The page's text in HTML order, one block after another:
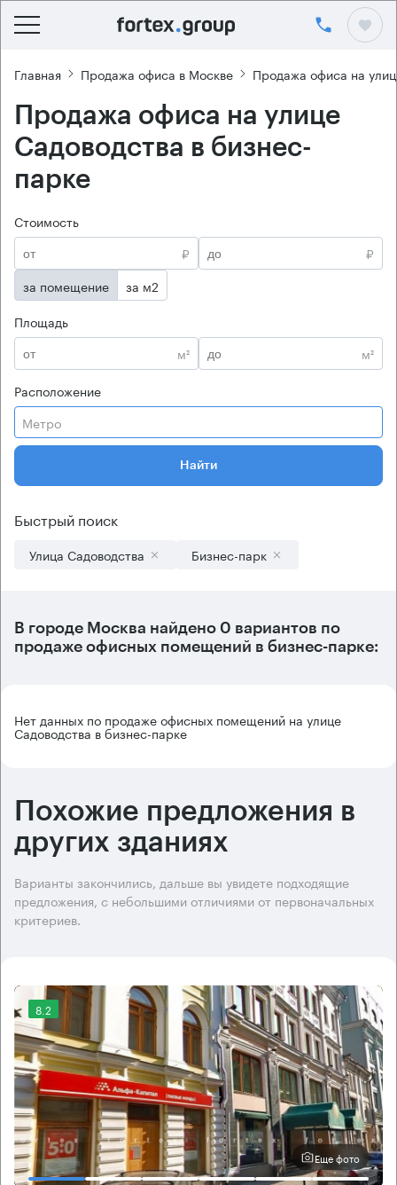
Главная Продажа офиса в Москве Продажа офиса на
Продажа офиса на улице
Садоводства в бизнес-
парке
Стоимость
₽
₽
за помещение
за м2
Площадь
м²
м²
Расположение
Метро
Найти
Быстрый поиск
Улица Садоводства Бизнес-парк
В городе Москва найдено 0 вариантов по
продаже офисных помещений в бизнес-парке:
Нет данных по продаже офисных помещений на улице
Садоводства в бизнес-парке
Похожие предложения в
других зданиях
Варианты закончились, дальше вы увидете подходящие
предложения, с небольшими отличиями от первоначальных
критериев.
8.2
Еще фото